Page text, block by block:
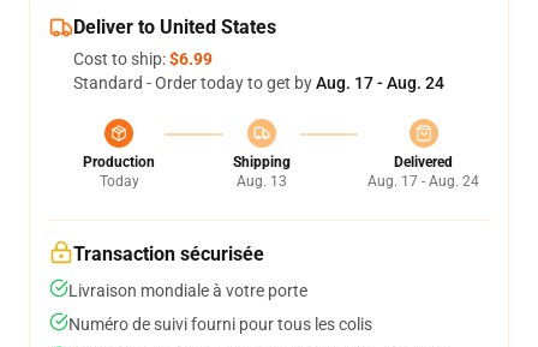
Deliver to United States
Cost to ship:$6.99
Standard - Order today to get byAug. 17 - Aug. 24
Production
Today
Shipping
Aug. 13
Delivered
Aug. 17 - Aug. 24
Transaction sécurisée
Livraison mondiale à votre porte
Numéro de suivi fourni pour tous les colis